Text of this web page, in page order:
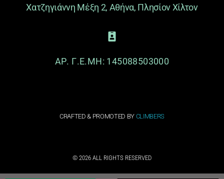
Χατζηγιάννη Μέξη 2, Αθήνα, Πλησίον Χίλτον
ΑΡ. Γ.Ε.ΜΗ: 145088503000
CRAFTED & PROMOTED BY CLIMBERS
© 2026 ALL RIGHTS RESERVED​